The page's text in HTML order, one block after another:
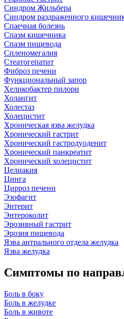
Синдром Жильбера
Синдром раздраженного
Спаечная болезнь
Спазм кишечника
Спазм пищевода
Спленомегалия
Стеатогепатит
Фиброз печени
Функциональный запор
Хеликобактер пилори
Холангит
Холестаз
Холецистит
Хроническая язва желудка
Хронический гастрит
Хронический гастродуоденит
Хронический панкреатит
Хронический холецистит
Целиакия
Цинга
Цирроз печени
Эзофагит
Энтерит
Энтероколит
Эрозивный гастрит
Эрозия пищевода
Язва антрального отдела желудка
Язва желудка
Симптомы по
Боль в боку
Боль в желудке
Боль в животе